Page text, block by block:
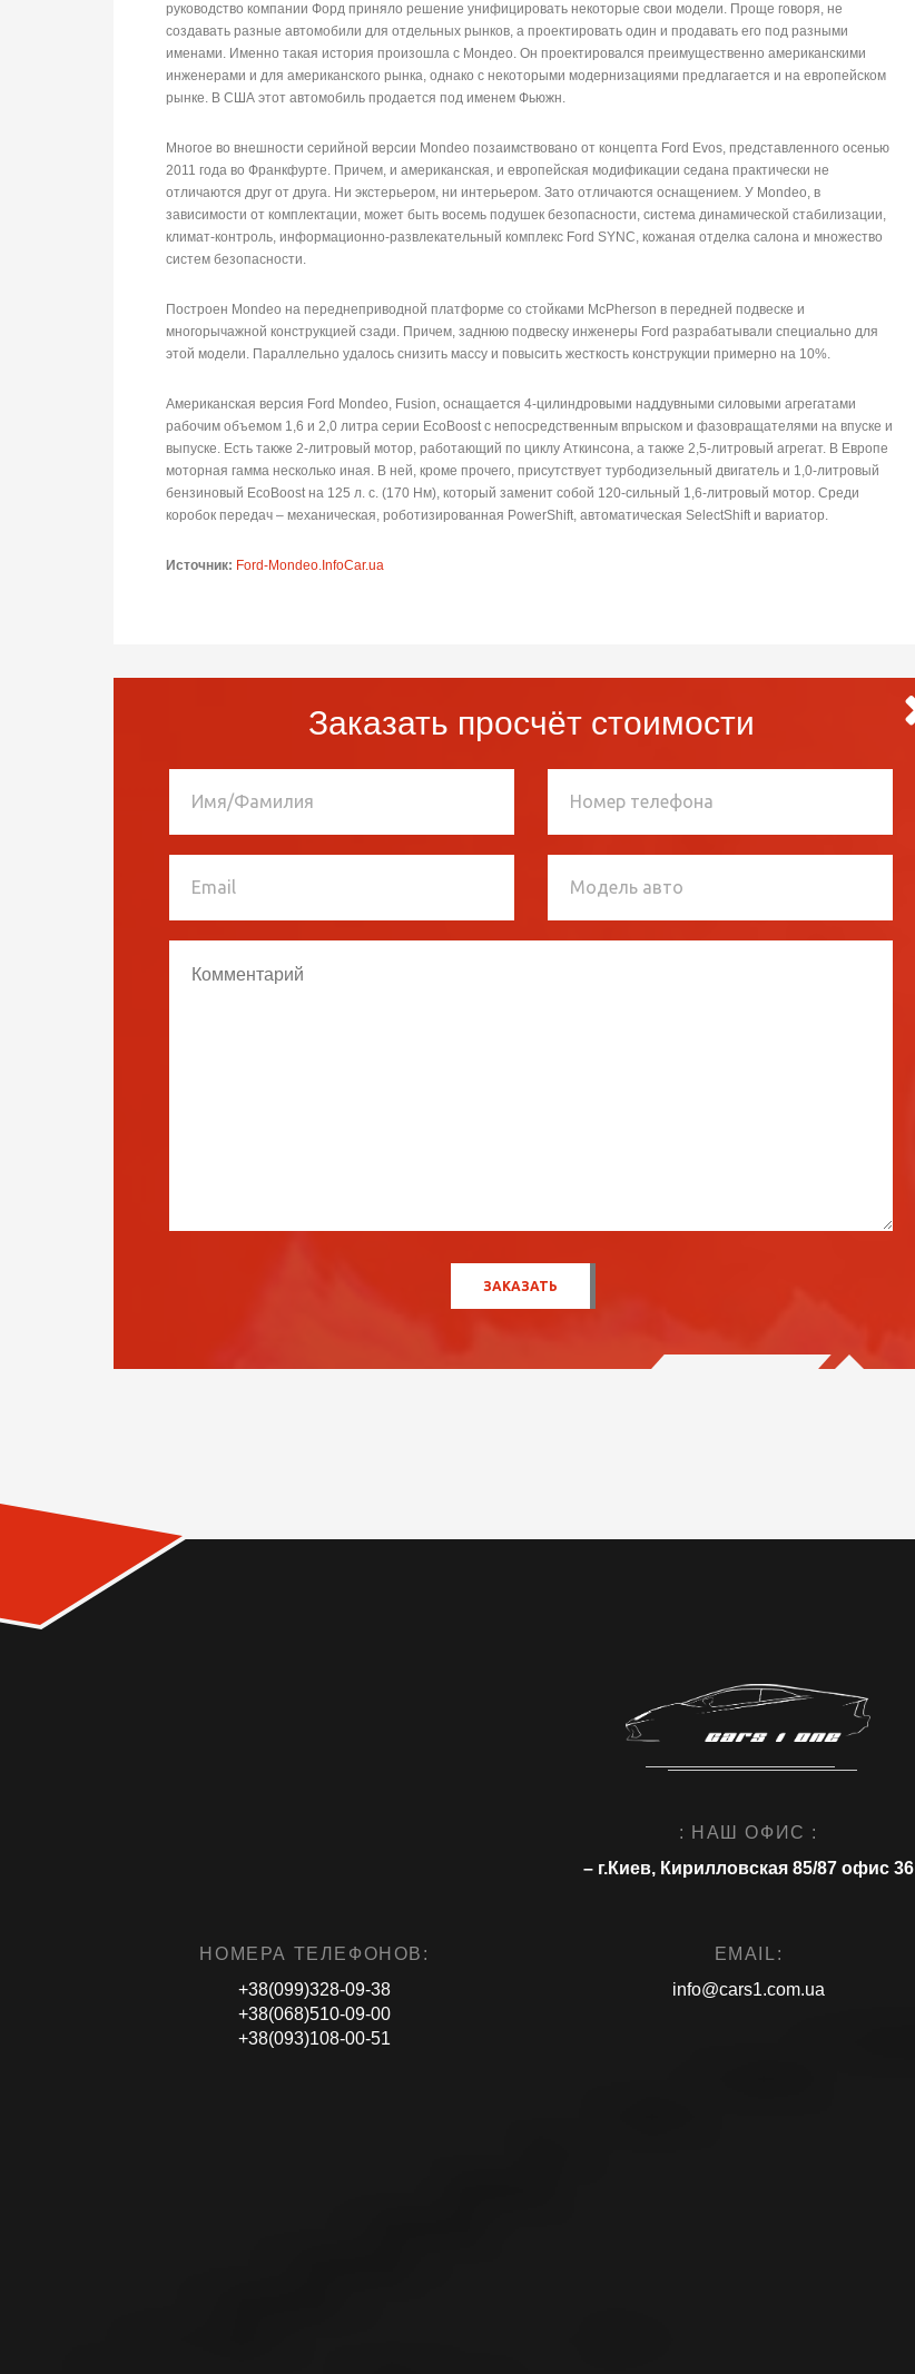
руководство компании Форд приняло решение унифицировать некоторые свои модели. Проще говоря, не
создавать разные автомобили для отдельных рынков, а проектировать один и продавать его под разными
именами. Именно такая история произошла с Мондео. Он проектировался преимущественно американскими
инженерами и для американского рынка, однако с некоторыми модернизациями предлагается и на европейском
рынке. В США этот автомобиль продается под именем Фьюжн.
Многое во внешности серийной версии Mondeo позаимствовано от концепта Ford Evos, представленного осенью
2011 года во Франкфурте. Причем, и американская, и европейская модификации седана практически не
отличаются друг от друга. Ни экстерьером, ни интерьером. Зато отличаются оснащением. У Mondeo, в
зависимости от комплектации, может быть восемь подушек безопасности, система динамической стабилизации,
климат-контроль, информационно-развлекательный комплекс Ford SYNC, кожаная отделка салона и множество
систем безопасности.
Построен Mondeo на переднеприводной платформе со стойками McPherson в передней подвеске и
многорычажной конструкцией сзади. Причем, заднюю подвеску инженеры Ford разрабатывали специально для
этой модели. Параллельно удалось снизить массу и повысить жесткость конструкции примерно на 10%.
Американская версия Ford Mondeo, Fusion, оснащается 4-цилиндровыми наддувными силовыми агрегатами
рабочим объемом 1,6 и 2,0 литра серии EcoBoost с непосредственным впрыском и фазовращателями на впуске и
выпуске. Есть также 2-литровый мотор, работающий по циклу Аткинсона, а также 2,5-литровый агрегат. В Европе
моторная гамма несколько иная. В ней, кроме прочего, присутствует турбодизельный двигатель и 1,0-литровый
бензиновый EcoBoost на 125 л. с. (170 Нм), который заменит собой 120-сильный 1,6-литровый мотор. Среди
коробок передач – механическая, роботизированная PowerShift, автоматическая SelectShift и вариатор.
Источник: Ford-Mondeo.InfoCar.ua
Заказать просчёт стоимости
: НАШ ОФИС :
– г.Киев, Кирилловская 85/87 офис 36
НОМЕРА ТЕЛЕФОНОВ:
+38(099)328-09-38
+38(068)510-09-00
+38(093)108-00-51
EMAIL:
info@cars1.com.ua